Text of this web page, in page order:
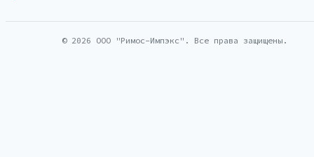
© 2026 ООО "Римос-Импэкс". Все права защищены.